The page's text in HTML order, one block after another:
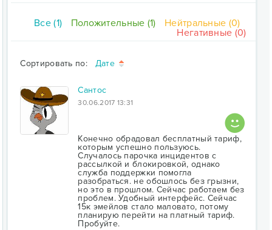
Все (1) Положительные (1)
Нейтральные (0)
Негативные (0)
Сортировать по: Дате
Сантос
30.06.2017 13:31
Конечно обрадовал бесплатный тариф,
которым успешно пользуюсь.
Случалось парочка инцидентов с
рассылкой и блокировкой, однако
служба поддержки помогла
разобраться. не обошлось без грызни,
но это в прошлом. Сейчас работаем без
проблем. Удобный интерфейс. Сейчас
15к эмейлов стало маловато, потому
планирую перейти на платный тариф.
Пробуйте.